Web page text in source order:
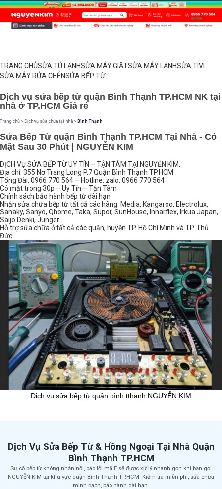
TRANG CHỦSỬA TỦ LẠNHSỬA MÁY GIẶTSỬA MÁY LẠNHSỬA TIVI
SỬA MÁY RỬA CHÉNSỬA BẾP TỪ
Dịch vụ sửa bếp từ quận Bình Thạnh TP.HCM NK tại
nhà ở TP.HCM Giá rẻ
Trang chủ > Dịch vụ sửa chữa tại nhà > Bình Thạnh
Sửa Bếp Từ quận Bình Thạnh TP.HCM Tại Nhà - Có
Mặt Sau 30 Phút | NGUYỄN KIM
DỊCH VỤ SỬA BẾP TỪ UY TÍN – TẬN TÂM TẠI NGUYỄN KIM:
Địa chỉ: 355 Nơ Trang Long P.7 Quận Bình Thạnh TP.HCM
Tổng Đài: 0966 770 564 – Hotline: zalo: 0966 770 564
Có mặt trong 30p – Uy Tín – Tận Tâm
Chính sách bảo hành bếp từ dài hạn
Nhận sửa chữa bếp từ tất cả các hãng: Media, Kangaroo, Electrolux,
Sanaky, Sanyo, Qhome, Taka, Supor, SunHouse, Innarflex, Irkua Japan,
Saijo Denki, Junger…
Hỗ trợ sửa chữa ở tất cả các quận, huyện TP. Hồ Chí Minh và TP. Thủ
Đức
Dịch vụ sửa bếp từ quận bình tthạnh NGUYỄN KIM
Dịch Vụ Sửa Bếp Từ & Hồng Ngoại Tại Nhà Quận
Bình Thạnh TP.HCM
Sự cố bếp từ không nhận nồi, báo lỗi mã E sẽ được xử lý nhanh gọn khi bạn gọi
NGUYỄN KIM tại khu vực quận Bình Thạnh TP.HCM. Kiểm tra miễn phí, sửa chữa
minh bạch, bảo hành dài hạn.